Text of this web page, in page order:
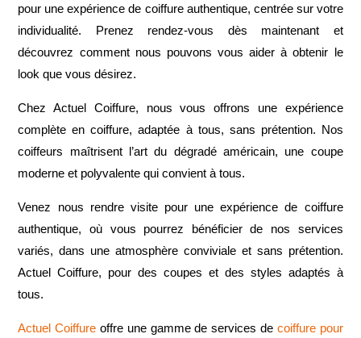
pour une expérience de coiffure authentique, centrée sur votre
individualité. Prenez rendez-vous dès maintenant et
découvrez comment nous pouvons vous aider à obtenir le
look que vous désirez.
Chez Actuel Coiffure, nous vous offrons une expérience
complète en coiffure, adaptée à tous, sans prétention. Nos
coiffeurs maîtrisent l’art du dégradé américain, une coupe
moderne et polyvalente qui convient à tous.
Venez nous rendre visite pour une expérience de coiffure
authentique, où vous pourrez bénéficier de nos services
variés, dans une atmosphère conviviale et sans prétention.
Actuel Coiffure, pour des coupes et des styles adaptés à
tous.
Actuel Coiffure offre une gamme de services de coiffure pour